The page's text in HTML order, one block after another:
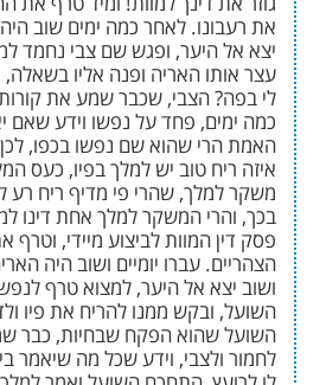
לאחר כמה ימים שוב היה המלך רעב,
ופגש שם צבי נחמד למראה וטוב
האריה ופנה אליו בשאלה, אמור לי איזה
הצבי, שכבר שמע את קורותיו של החמור
פחד על נפשו וידע שאם יאמר למלך את
שהוא שם נפשו בכפו, לכן שיקר ואמר
טוב יש למלך בפיו, כעס המלך ואמר לצבי
שהרי פי מדיף ריח רע לכל עבר,
המשקר למלך אחת דינו למיתה, ומיד
לביצוע מיידי, וטרף את הצבי
עברו יומיים ושוב היה האריה מלך החיות
אל היער, למצוא טרף לנפשו, והפעם
ממנו להריח את פיו ולדווח לו על
הפקח שבחיות, כבר שמע את מה
וידע שכל מה שיאמר בין לטוב ובין